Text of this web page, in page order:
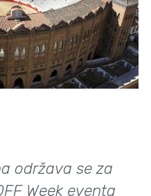
održava se za
Week eventa